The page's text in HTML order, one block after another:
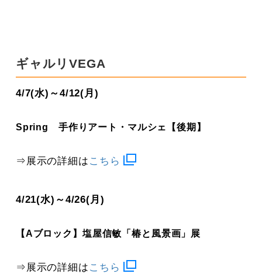
ギャルリVEGA
4/7(水)～4/12(月)
Spring 手作りアート・マルシェ【後期】
⇒展示の詳細は こちら
4/21(水)～4/26(月)
【Aブロック】塩屋信敏「椿と風景画」展
⇒展示の詳細は こちら